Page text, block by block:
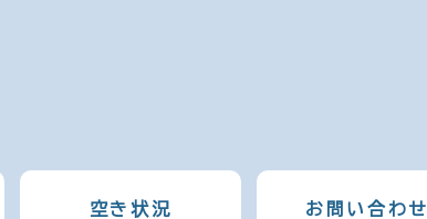
空き状況 お問い合わせ